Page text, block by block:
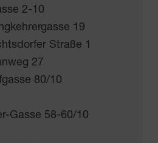
2-10
19
Straße 1
27
80/10
Gasse 58-60/10